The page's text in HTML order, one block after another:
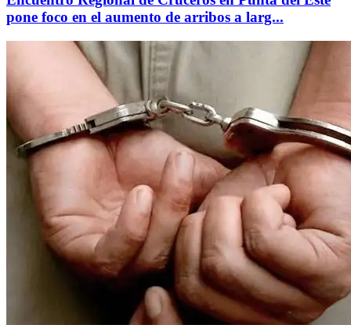
pone foco en el aumento de arribos a larg...